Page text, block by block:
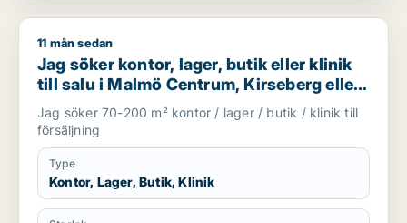
Jag söker kontor, lager, butik eller klinik till salu i Malmö
11 mån sedan
Jag söker kontor, lager, butik eller klinik
till salu i Malmö Centrum, Kirseberg eller
Husie m.fl.
Jag söker 70-200 m² kontor / lager / butik / klinik till
försäljning
Type
Kontor, Lager, Butik, Klinik